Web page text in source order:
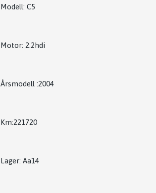
Modell: C5
Motor: 2.2hdi
Årsmodell :2004
Km:221720
Lager: Aa14